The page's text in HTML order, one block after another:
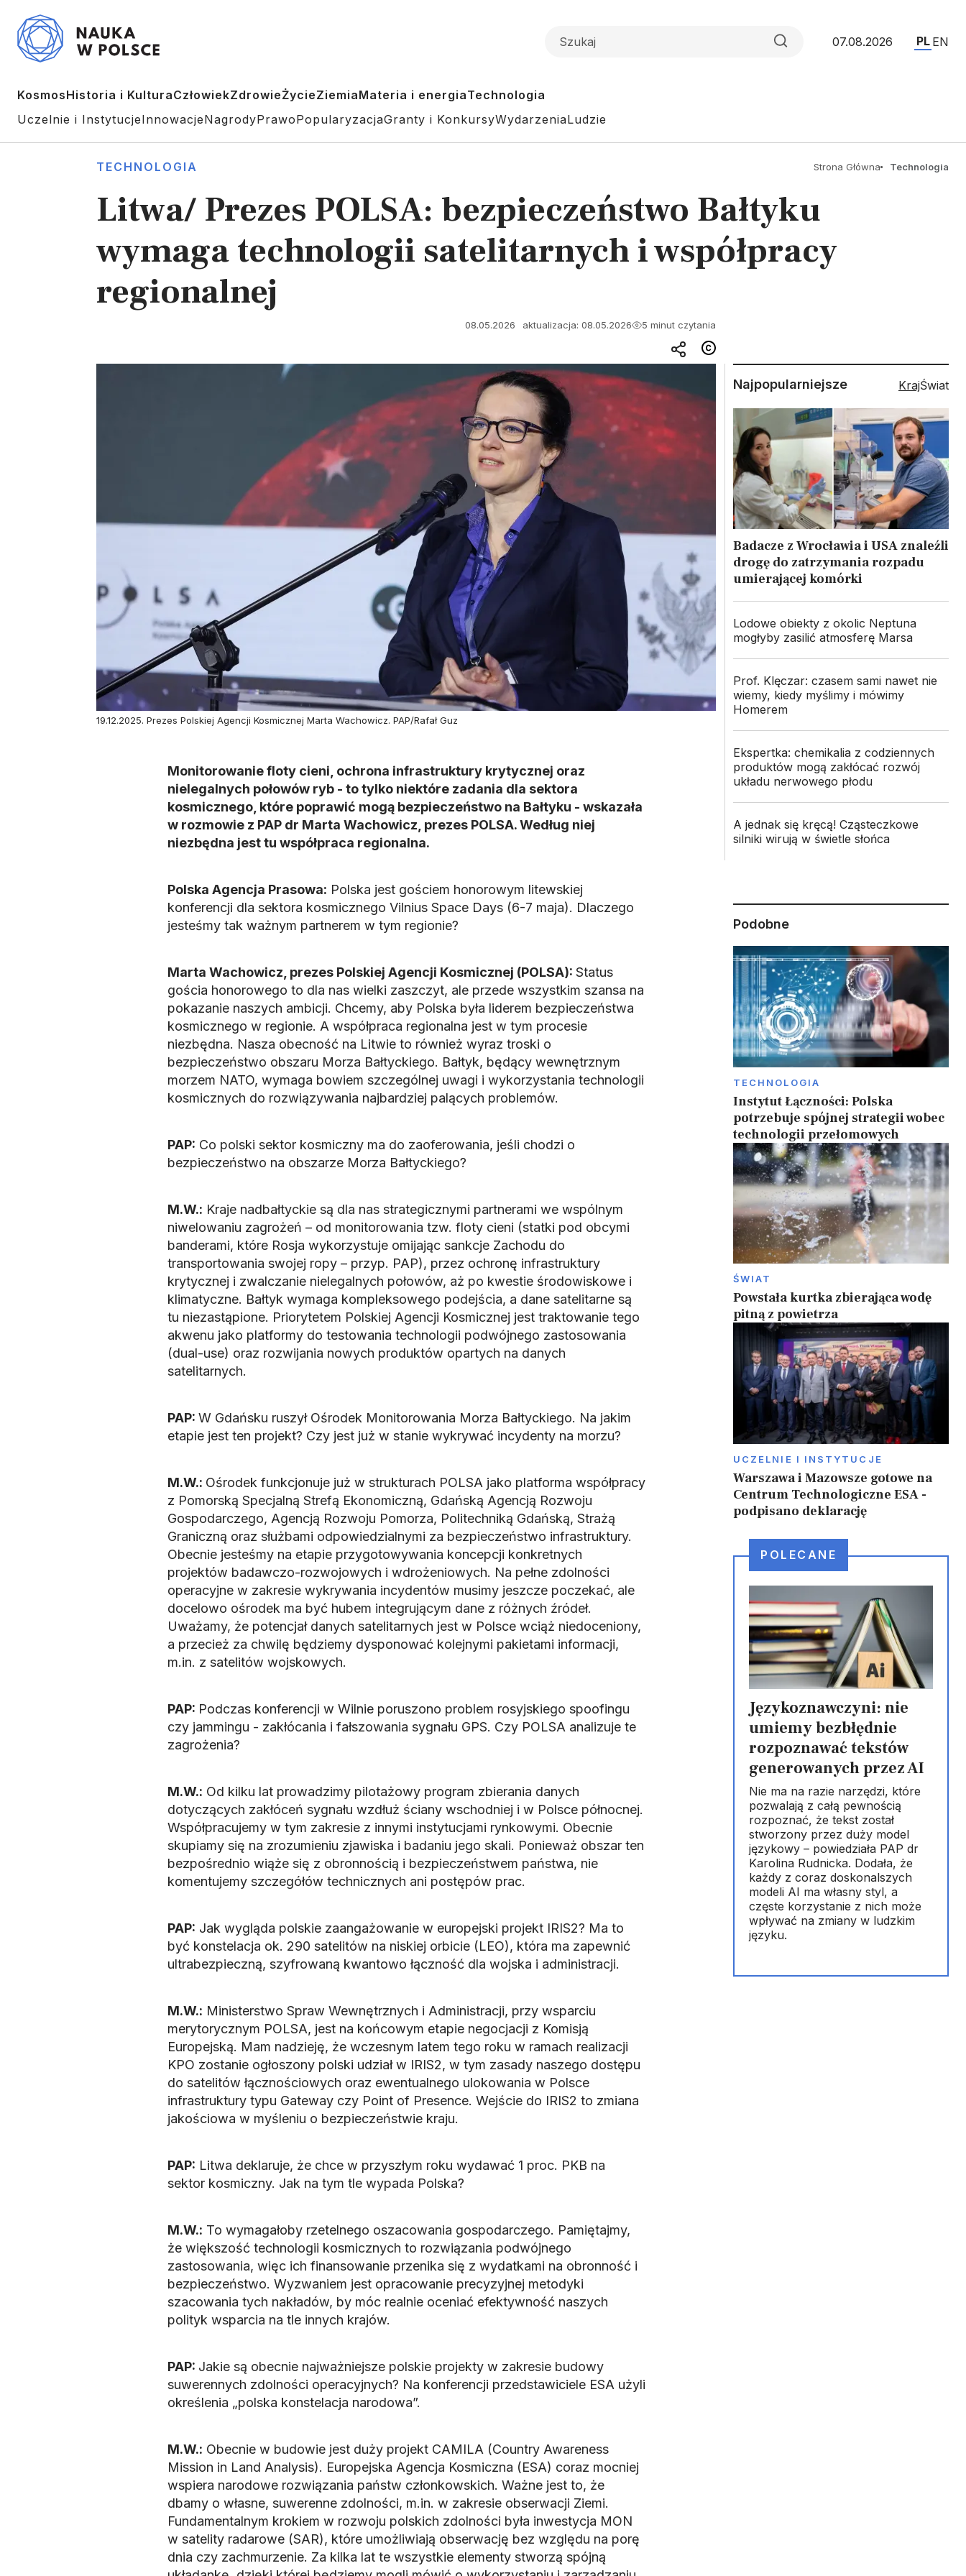
07.08.2026 PL EN
KosmosHistoria i KulturaCzłowiekZdrowieŻycieZiemiaMateria i energiaTechnologia
Uczelnie i InstytucjeInnowacjeNagrodyPrawoPopularyzacjaGranty i KonkursyWydarzeniaLudzie
TECHNOLOGIA Strona Główna Technologia
Litwa/ Prezes POLSA: bezpieczeństwo Bałtyku
wymaga technologii satelitarnych i współpracy
regionalnej
08.05.2026 aktualizacja: 08.05.2026 5 minut czytania
19.12.2025. Prezes Polskiej Agencji Kosmicznej Marta Wachowicz. PAP/Rafał Guz
Monitorowanie floty cieni, ochrona infrastruktury krytycznej oraz
nielegalnych połowów ryb - to tylko niektóre zadania dla sektora
kosmicznego, które poprawić mogą bezpieczeństwo na Bałtyku - wskazała
w rozmowie z PAP dr Marta Wachowicz, prezes POLSA. Według niej
niezbędna jest tu współpraca regionalna.
Polska Agencja Prasowa: Polska jest gościem honorowym litewskiej
konferencji dla sektora kosmicznego Vilnius Space Days (6-7 maja). Dlaczego
jesteśmy tak ważnym partnerem w tym regionie?
Marta Wachowicz, prezes Polskiej Agencji Kosmicznej (POLSA): Status
gościa honorowego to dla nas wielki zaszczyt, ale przede wszystkim szansa na
pokazanie naszych ambicji. Chcemy, aby Polska była liderem bezpieczeństwa
kosmicznego w regionie. A współpraca regionalna jest w tym procesie
niezbędna. Nasza obecność na Litwie to również wyraz troski o
bezpieczeństwo obszaru Morza Bałtyckiego. Bałtyk, będący wewnętrznym
morzem NATO, wymaga bowiem szczególnej uwagi i wykorzystania technologii
kosmicznych do rozwiązywania najbardziej palących problemów.
PAP: Co polski sektor kosmiczny ma do zaoferowania, jeśli chodzi o
bezpieczeństwo na obszarze Morza Bałtyckiego?
M.W.: Kraje nadbałtyckie są dla nas strategicznymi partnerami we wspólnym
niwelowaniu zagrożeń – od monitorowania tzw. floty cieni (statki pod obcymi
banderami, które Rosja wykorzystuje omijając sankcje Zachodu do
transportowania swojej ropy – przyp. PAP), przez ochronę infrastruktury
krytycznej i zwalczanie nielegalnych połowów, aż po kwestie środowiskowe i
klimatyczne. Bałtyk wymaga kompleksowego podejścia, a dane satelitarne są
tu niezastąpione. Priorytetem Polskiej Agencji Kosmicznej jest traktowanie tego
akwenu jako platformy do testowania technologii podwójnego zastosowania
(dual-use) oraz rozwijania nowych produktów opartych na danych
satelitarnych.
PAP: W Gdańsku ruszył Ośrodek Monitorowania Morza Bałtyckiego. Na jakim
etapie jest ten projekt? Czy jest już w stanie wykrywać incydenty na morzu?
M.W.: Ośrodek funkcjonuje już w strukturach POLSA jako platforma współpracy
z Pomorską Specjalną Strefą Ekonomiczną, Gdańską Agencją Rozwoju
Gospodarczego, Agencją Rozwoju Pomorza, Politechniką Gdańską, Strażą
Graniczną oraz służbami odpowiedzialnymi za bezpieczeństwo infrastruktury.
Obecnie jesteśmy na etapie przygotowywania koncepcji konkretnych
projektów badawczo-rozwojowych i wdrożeniowych. Na pełne zdolności
operacyjne w zakresie wykrywania incydentów musimy jeszcze poczekać, ale
docelowo ośrodek ma być hubem integrującym dane z różnych źródeł.
Uważamy, że potencjał danych satelitarnych jest w Polsce wciąż niedoceniony,
a przecież za chwilę będziemy dysponować kolejnymi pakietami informacji,
m.in. z satelitów wojskowych.
PAP: Podczas konferencji w Wilnie poruszono problem rosyjskiego spoofingu
czy jammingu - zakłócania i fałszowania sygnału GPS. Czy POLSA analizuje te
zagrożenia?
M.W.: Od kilku lat prowadzimy pilotażowy program zbierania danych
dotyczących zakłóceń sygnału wzdłuż ściany wschodniej i w Polsce północnej.
Współpracujemy w tym zakresie z innymi instytucjami rynkowymi. Obecnie
skupiamy się na zrozumieniu zjawiska i badaniu jego skali. Ponieważ obszar ten
bezpośrednio wiąże się z obronnością i bezpieczeństwem państwa, nie
komentujemy szczegółów technicznych ani postępów prac.
PAP: Jak wygląda polskie zaangażowanie w europejski projekt IRIS2? Ma to
być konstelacja ok. 290 satelitów na niskiej orbicie (LEO), która ma zapewnić
ultrabezpieczną, szyfrowaną kwantowo łączność dla wojska i administracji.
M.W.: Ministerstwo Spraw Wewnętrznych i Administracji, przy wsparciu
merytorycznym POLSA, jest na końcowym etapie negocjacji z Komisją
Europejską. Mam nadzieję, że wczesnym latem tego roku w ramach realizacji
KPO zostanie ogłoszony polski udział w IRIS2, w tym zasady naszego dostępu
do satelitów łącznościowych oraz ewentualnego ulokowania w Polsce
infrastruktury typu Gateway czy Point of Presence. Wejście do IRIS2 to zmiana
jakościowa w myśleniu o bezpieczeństwie kraju.
PAP: Litwa deklaruje, że chce w przyszłym roku wydawać 1 proc. PKB na
sektor kosmiczny. Jak na tym tle wypada Polska?
M.W.: To wymagałoby rzetelnego oszacowania gospodarczego. Pamiętajmy,
że większość technologii kosmicznych to rozwiązania podwójnego
zastosowania, więc ich finansowanie przenika się z wydatkami na obronność i
bezpieczeństwo. Wyzwaniem jest opracowanie precyzyjnej metodyki
szacowania tych nakładów, by móc realnie oceniać efektywność naszych
polityk wsparcia na tle innych krajów.
PAP: Jakie są obecnie najważniejsze polskie projekty w zakresie budowy
suwerennych zdolności operacyjnych? Na konferencji przedstawiciele ESA użyli
określenia „polska konstelacja narodowa”.
M.W.: Obecnie w budowie jest duży projekt CAMILA (Country Awareness
Mission in Land Analysis). Europejska Agencja Kosmiczna (ESA) coraz mocniej
wspiera narodowe rozwiązania państw członkowskich. Ważne jest to, że
dbamy o własne, suwerenne zdolności, m.in. w zakresie obserwacji Ziemi.
Fundamentalnym krokiem w rozwoju polskich zdolności była inwestycja MON
w satelity radarowe (SAR), które umożliwiają obserwację bez względu na porę
dnia czy zachmurzenie. Za kilka lat te wszystkie elementy stworzą spójną
Najpopularniejsze KrajŚwiat
Badacze z Wrocławia i USA znaleźli
drogę do zatrzymania rozpadu
umierającej komórki
Lodowe obiekty z okolic Neptuna
mogłyby zasilić atmosferę Marsa
Prof. Klęczar: czasem sami nawet nie
wiemy, kiedy myślimy i mówimy
Homerem
Ekspertka: chemikalia z codziennych
produktów mogą zakłócać rozwój
układu nerwowego płodu
A jednak się kręcą! Cząsteczkowe
silniki wirują w świetle słońca
Podobne
TECHNOLOGIA
Instytut Łączności: Polska
potrzebuje spójnej strategii wobec
technologii przełomowych
ŚWIAT
Powstała kurtka zbierająca wodę
pitną z powietrza
UCZELNIE I INSTYTUCJE
Warszawa i Mazowsze gotowe na
Centrum Technologiczne ESA -
podpisano deklarację
POLECANE
Językoznawczyni: nie
umiemy bezbłędnie
rozpoznawać tekstów
generowanych przez AI
Nie ma na razie narzędzi, które
pozwalają z całą pewnością
rozpoznać, że tekst został
stworzony przez duży model
językowy – powiedziała PAP dr
Karolina Rudnicka. Dodała, że
każdy z coraz doskonalszych
modeli AI ma własny styl, a
częste korzystanie z nich może
wpływać na zmiany w ludzkim
języku.